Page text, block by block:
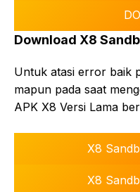
Download X8
Untuk atasi error baik
mapun pada saat
APK X8 Versi Lama
X8
X8